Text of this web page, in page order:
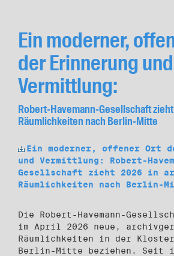
Ein moderner,
der Erinnerung und
Vermittlung:
Robert-Havemann-Gesellschaft
Räumlichkeiten nach Berlin-Mitte
Ein moderner, offener Ort
und Vermittlung: Robert-
Gesellschaft zieht 2026 in
Räumlichkeiten nach Berlin-
Die Robert-Havemann-
im April 2026 neue,
Räumlichkeiten in der
Berlin-Mitte beziehen. Seit